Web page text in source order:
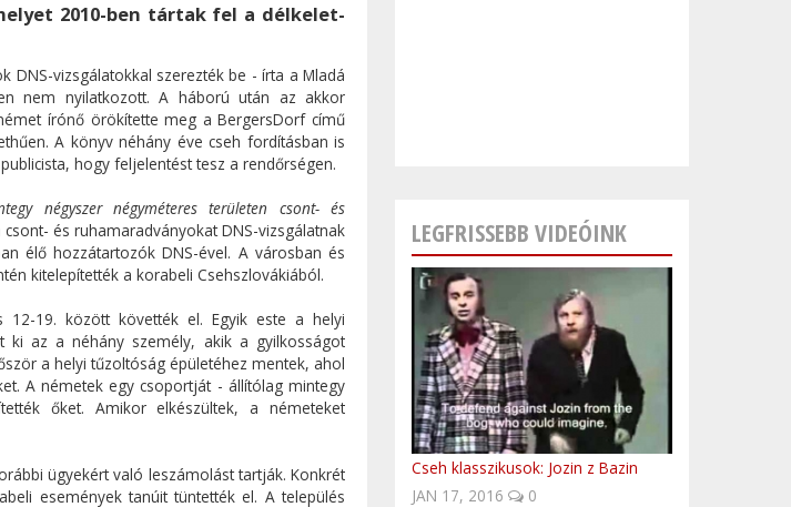
2010-ben tártak fel a délkelet-
vizsgálatokkal szerezték be - írta a Mladá
nem nyilatkozott. A háború után az akkor
írónő örökítette meg a BergersDorf című
A könyv néhány éve cseh fordításban is
hogy feljelentést tesz a rendőrségen.
négyszer négyméteres területen csont- és
és ruhamaradványokat DNS-vizsgálatnak
élő hozzátartozók DNS-ével. A városban és
kitelepítették a korabeli Csehszlovákiából.
19. között követték el. Egyik este a helyi
ki az a néhány személy, akik a gyilkosságot
a helyi tűzoltóság épületéhez mentek, ahol
A németek egy csoportját - állítólag mintegy
őket. Amikor elkészültek, a németeket
ügyekért való leszámolást tartják. Konkrét
események tanúit tüntették el. A település
LEGFRISSEBB VIDEÓINK
Cseh klasszikusok: Jozin z Bazin
JAN 17, 2016
0
Fedezd fel Lengyelországot!
Történelmi személyek, akik
meghatározták a lengyel és a
Kasia Kowalska - To Co Dobre
Volvo Trucks platooning first time in
Central-Europe